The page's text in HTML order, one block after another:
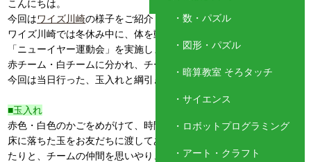
数・パズル
図形・パズル
暗算教室 そろタッチ
サイエンス
ロボットプログラミング
アート・クラフト
こんにちは。
今回はワイズ川崎の様子をご紹介します。
ワイズ川崎では冬休み中に、体を動かすレクリエーションとして
「ニューイヤー運動会」を実施しました！
赤チーム・白チームに分かれ、チーム対抗で競技を楽しみました。
今回は当日行った、玉入れと綱引きの様子をご紹介します。
■玉入れ
赤色・白色のかごをめがけて、時間いっぱい玉を入れていきます。
床に落ちた玉をお友だちに渡してあげたり、お互いに声を掛け合っ
たりと、チームの仲間を思いやり、協力し合う姿もたくさん見られ